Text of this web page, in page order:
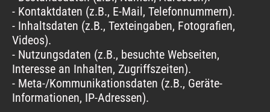
- Kontaktdaten (z.B., E-Mail, Telefonnummern).
- Inhaltsdaten (z.B., Texteingaben, Fotografien,
Videos).
- Nutzungsdaten (z.B., besuchte Webseiten,
Interesse an Inhalten, Zugriffszeiten).
- Meta-/Kommunikationsdaten (z.B., Geräte-
Informationen, IP-Adressen).